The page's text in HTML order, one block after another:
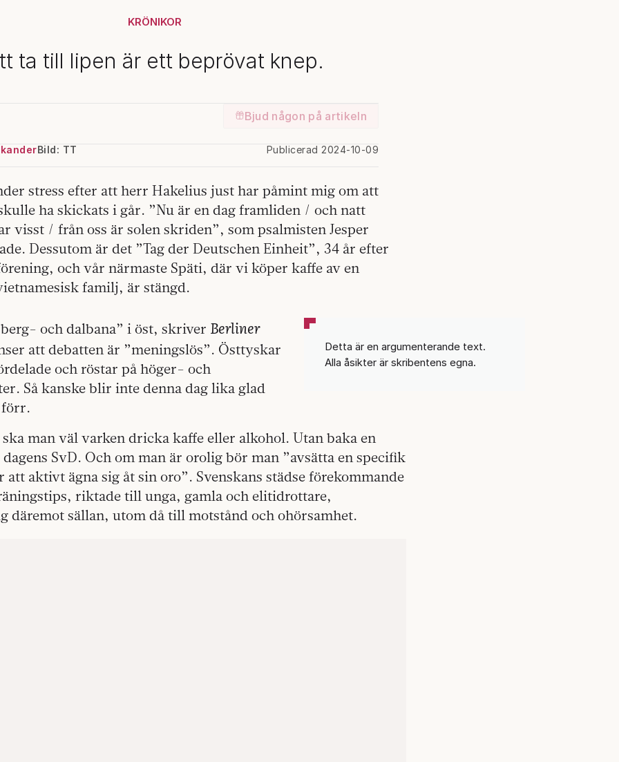
KRÖNIKOR
ta till lipen är ett beprövat knep.
Bjud någon på artikeln
Publicerad 2024-10-09
Bild: TT
stress efter att herr Hakelius just har påmint mig om att
ha skickats i går. ”Nu är en dag framliden / och natt
visst / från oss är solen skriden”, som psalmisten Jesper
Dessutom är det ”Tag der Deutschen Einheit”, 34 år efter
och vår närmaste Späti, där vi köper kaffe av en
familj, är stängd.
Detta är en argumenterande text.
Alla åsikter är skribentens egna.
och dalbana” i öst, skriver Berliner
att debatten är ”meningslös”. Östtyskar
och röstar på höger- och
Så kanske blir inte denna dag lika glad
förr.
man väl varken dricka kaffe eller alkohol. Utan baka en
SvD. Och om man är orolig bör man ”avsätta en specifik
aktivt ägna sig åt sin oro”. Svenskans städse förekommande
riktade till unga, gamla och elitidrottare,
däremot sällan, utom då till motstånd och ohörsamhet.